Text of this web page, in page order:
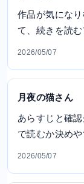
作品が気にな
て、続きを読む
2026/05/07
月夜の猫さん
あらすじと確
で読むか決めや
2026/05/07